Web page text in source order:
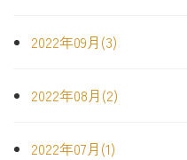
2022年09月(3)
2022年08月(2)
2022年07月(1)